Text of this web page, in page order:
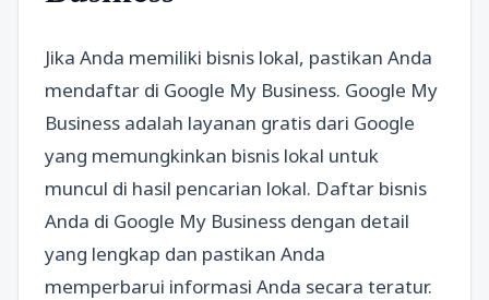
Jika Anda memiliki bisnis lokal, pastikan Anda
mendaftar di Google My Business. Google My
Business adalah layanan gratis dari Google
yang memungkinkan bisnis lokal untuk
muncul di hasil pencarian lokal. Daftar bisnis
Anda di Google My Business dengan detail
yang lengkap dan pastikan Anda
memperbarui informasi Anda secara teratur.